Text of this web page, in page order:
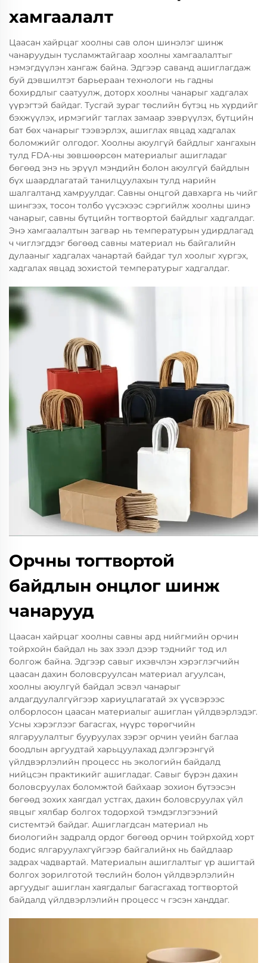
хамгаалалт
Цаасан хайрцаг хоолны сав олон шинэлэг шинж
чанаруудын тусламжтайгаар хоолны хамгаалалтыг
нэмэгдүүлэн хангаж байна. Эдгээр саванд ашиглагдаж
буй дэвшилтэт барьераан технологи нь гадны
бохирдлыг саатуулж, доторх хоолны чанарыг хадгалах
үүрэгтэй байдаг. Тусгай зураг төслийн бүтэц нь хүрдийг
бэхжүүлэх, ирмэгийг таглах замаар зэврүүлэх, бүтцийн
бат бөх чанарыг тээвэрлэх, ашиглах явцад хадгалах
боломжийг олгодог. Хоолны аюулгүй байдлыг хангахын
тулд FDA-ны зөвшөөрсөн материалыг ашигладаг
бөгөөд энэ нь эрүүл мэндийн болон аюулгүй байдлын
бүх шаардлагатай танилцуулахын тулд нарийн
шалгалтанд хамруулдаг. Савны онцгой давхарга нь чийг
шингээх, тосон толбо үүсэхээс сэргийлж хоолны шинэ
чанарыг, савны бүтцийн тогтвортой байдлыг хадгалдаг.
Энэ хамгаалалтын загвар нь температурын удирдлагад
ч чиглэгддэг бөгөөд савны материал нь байгалийн
дулааныг хадгалах чанартай байдаг тул хоолыг хүргэх,
хадгалах явцад зохистой температурыг хадгалдаг.
Орчны тогтвортой
байдлын онцлог шинж
чанарууд
Цаасан хайрцаг хоолны савны ард нийгмийн орчин
тойрхойн байдал нь зах зээл дээр тэднийг тод ил
болгож байна. Эдгээр савыг ихэвчлэн хэрэглэгчийн
цаасан дахин боловсруулсан материал агуулсан,
хоолны аюулгүй байдал эсвэл чанарыг
алдагдуулалгүйгээр хариуцлагатай эх үүсвэрээс
олборлосон цаасан материалыг ашиглан үйлдвэрлэдэг.
Усны хэрэглээг багасгах, нүүрс төрөгчийн
ялгаруулалтыг бууруулах зэрэг орчин үеийн баглаа
боодлын аргуудтай харьцуулахад дэлгэрэнгүй
үйлдвэрлэлийн процесс нь экологийн байдалд
нийцсэн практикийг ашигладаг. Савыг бүрэн дахин
боловсруулах боломжтой байхаар зохион бүтээсэн
бөгөөд зохих хаягдал устгах, дахин боловсруулах үйл
явцыг хялбар болгох тодорхой тэмдэглэгээний
системтэй байдаг. Ашиглагдсан материал нь
биологийн задралд ордог бөгөөд орчин тойрхойд хорт
бодис ялгаруулахгүйгээр байгалийнх нь байдлаар
задрах чадвартай. Материалын ашиглалтыг үр ашигтай
болгох зорилготой төслийн болон үйлдвэрлэлийн
аргуудыг ашиглан хаягдалыг багасгахад тогтвортой
байдалд үйлдвэрлэлийн процесс ч гэсэн ханддаг.